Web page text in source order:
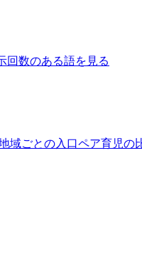
回数のある語を見る
域ごとの入口ペア育児の